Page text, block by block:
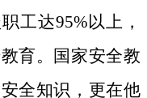
工达95%以上，
育。国家安全教
全知识，更在他